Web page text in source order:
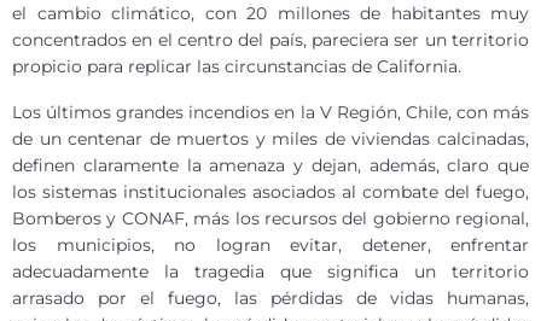
el cambio climático, con 20 millones de habitantes muy
concentrados en el centro del país, pareciera ser un territorio
propicio para replicar las circunstancias de California.
Los últimos grandes incendios en la V Región, Chile, con más
de un centenar de muertos y miles de viviendas calcinadas,
definen claramente la amenaza y dejan, además, claro que
los sistemas institucionales asociados al combate del fuego,
Bomberos y CONAF, más los recursos del gobierno regional,
los municipios, no logran evitar, detener, enfrentar
adecuadamente la tragedia que significa un territorio
arrasado por el fuego, las pérdidas de vidas humanas,